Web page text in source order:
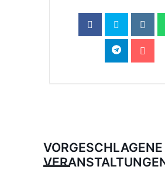
VORGESCHLAGENE